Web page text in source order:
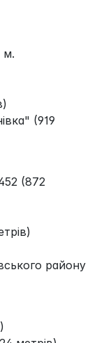
м.
(919
(872
району